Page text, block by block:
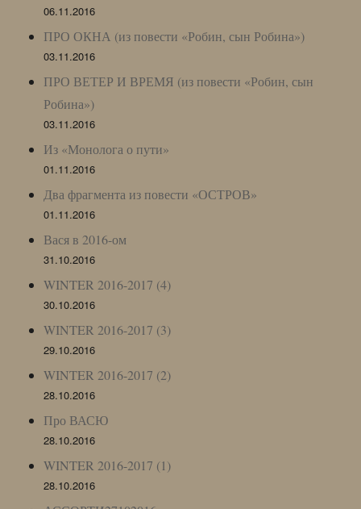
06.11.2016
ПРО ОКНА (из повести «Робин, сын Робина»)
03.11.2016
ПРО ВЕТЕР И ВРЕМЯ (из повести «Робин, сын
Робина»)
03.11.2016
Из «Монолога о пути»
01.11.2016
Два фрагмента из повести «ОСТРОВ»
01.11.2016
Вася в 2016-ом
31.10.2016
WINTER 2016-2017 (4)
30.10.2016
WINTER 2016-2017 (3)
29.10.2016
WINTER 2016-2017 (2)
28.10.2016
Про ВАСЮ
28.10.2016
WINTER 2016-2017 (1)
28.10.2016